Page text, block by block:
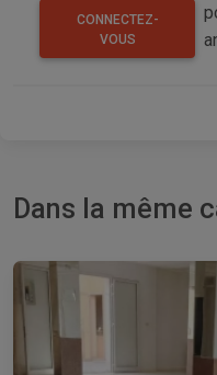
CONNECTEZ-
VOUS
Dans la même